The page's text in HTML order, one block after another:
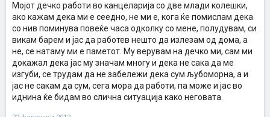
Мојот дечко работи во канцеларија со две млади колешки,
ако кажам дека ми е сеедно, не ми е, кога ќе помислам дека
со нив поминува повеќе часа одколку со мене, полудувам, си
викам барем и јас да работев нешто да излезам од дома, а
не, се натаму ми е паметот. Му верувам на дечко ми, сам ми
докажал дека јас му значам многу и дека не сака да ме
изгуби, се трудам да не забележи дека сум љубоморна, а и
јас не сакам да сум, сега мора да работи, па може и јас во
иднина ќе бидам во слична ситуација како неговата.